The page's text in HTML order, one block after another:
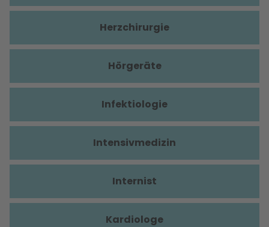
Herzchirurgie
Hörgeräte
Infektiologie
Intensivmedizin
Internist
Kardiologe